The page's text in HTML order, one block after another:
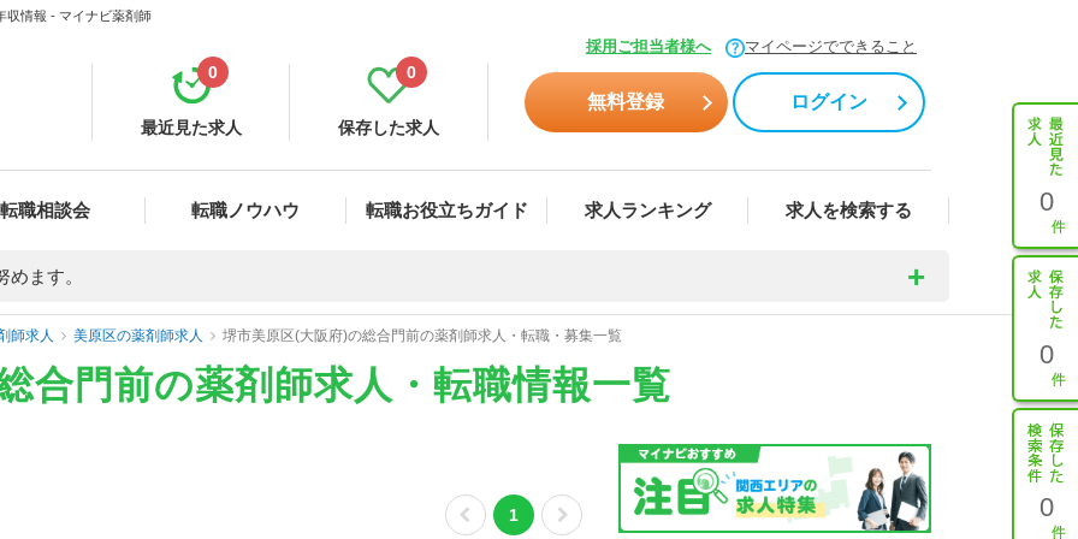
収情報 - マイナビ薬剤師
採用ご担当者様へ マイページでできること
最近見た求人
0
保存した求人
0
無料登録 ログイン
転職相談会 転職ノウハウ 転職お役立ちガイド 求人ランキング 求人を検索する 0
0
0
ます。
師求人 美原区の薬剤師求人 堺市美原区(大阪府)の総合門前の薬剤師求人・転職・募集一覧
合門前の薬剤師求人・転職情報一覧
1